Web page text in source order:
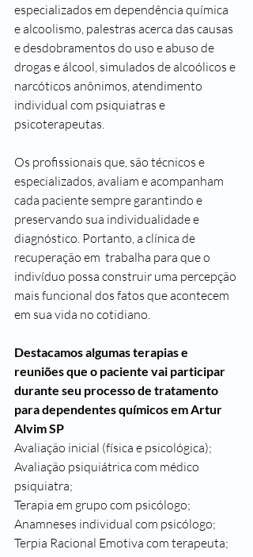
especializados em dependência química
e alcoolismo, palestras acerca das causas
e desdobramentos do uso e abuso de
drogas e álcool, simulados de alcoólicos e
narcóticos anônimos, atendimento
individual com psiquiatras e
psicoterapeutas.
Os profissionais que, são técnicos e
especializados, avaliam e acompanham
cada paciente sempre garantindo e
preservando sua individualidade e
diagnóstico. Portanto, a clínica de
recuperação em  trabalha para que o
indivíduo possa construir uma percepção
mais funcional dos fatos que acontecem
em sua vida no cotidiano.
Destacamos algumas terapias e
reuniões que o paciente vai participar
durante seu processo de tratamento
para dependentes químicos em Artur
Alvim SP
Avaliação inicial (física e psicológica);
Avaliação psiquiátrica com médico
psiquiatra;
Terapia em grupo com psicólogo;
Anamneses individual com psicólogo;
Terpia Racional Emotiva com terapeuta;